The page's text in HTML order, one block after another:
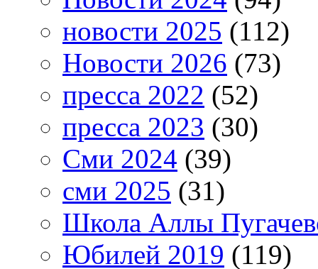
новости 2025 (112)
Новости 2026 (73)
пресса 2022 (52)
пресса 2023 (30)
Сми 2024 (39)
сми 2025 (31)
Школа Аллы
Юбилей 2019 (119)